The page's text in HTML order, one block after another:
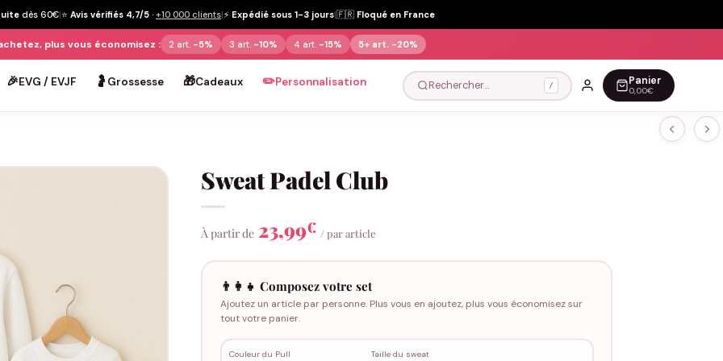
dès 60€|⭐ Avis vérifiés 4,7/5 · +10 000 clients|⚡ Expédié sous 1-3 jours|🇫🇷 Floqué en France
plus vous économisez : 2 art. -5% 3 art. -10% 4 art. -15% 5+ art. -20%
🎉EVG / EVJF 🤰 Grossesse 🎁Cadeaux ✏️Personnalisation Rechercher… / Panier
0,00€
Sweat Padel Club
À partir de 23,99€ / par article
👨‍👩‍👧 Composez votre set
Ajoutez un article par personne. Plus vous en ajoutez, plus vous économisez sur
tout votre panier.
Couleur du Pull Taille du sweat